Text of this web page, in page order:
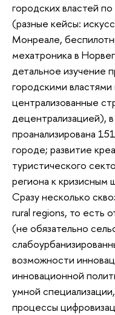
городских властей
(разные кейсы:
Монреале,
мехатроника в
детальное изучение
городскими
централизованные
децентрализацией),
проанализирована
городе; развитие
туристического
региона к кризисным
Сразу несколько
rural regions, то есть
(не обязательно
возможности
инновационной
умной
процессы